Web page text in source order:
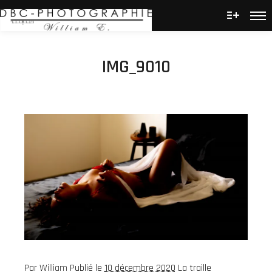
Plus
IMG_9010
ParWilliam Publié le 10 décembre 2020 La traille